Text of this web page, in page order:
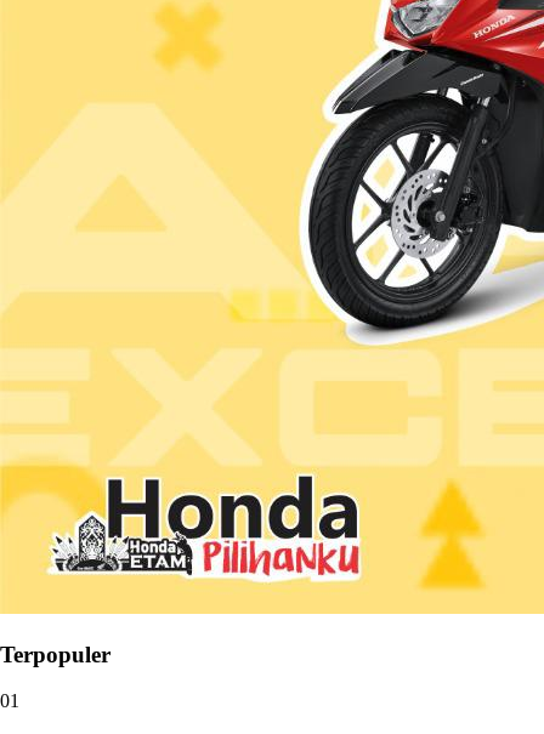
Terpopuler
01